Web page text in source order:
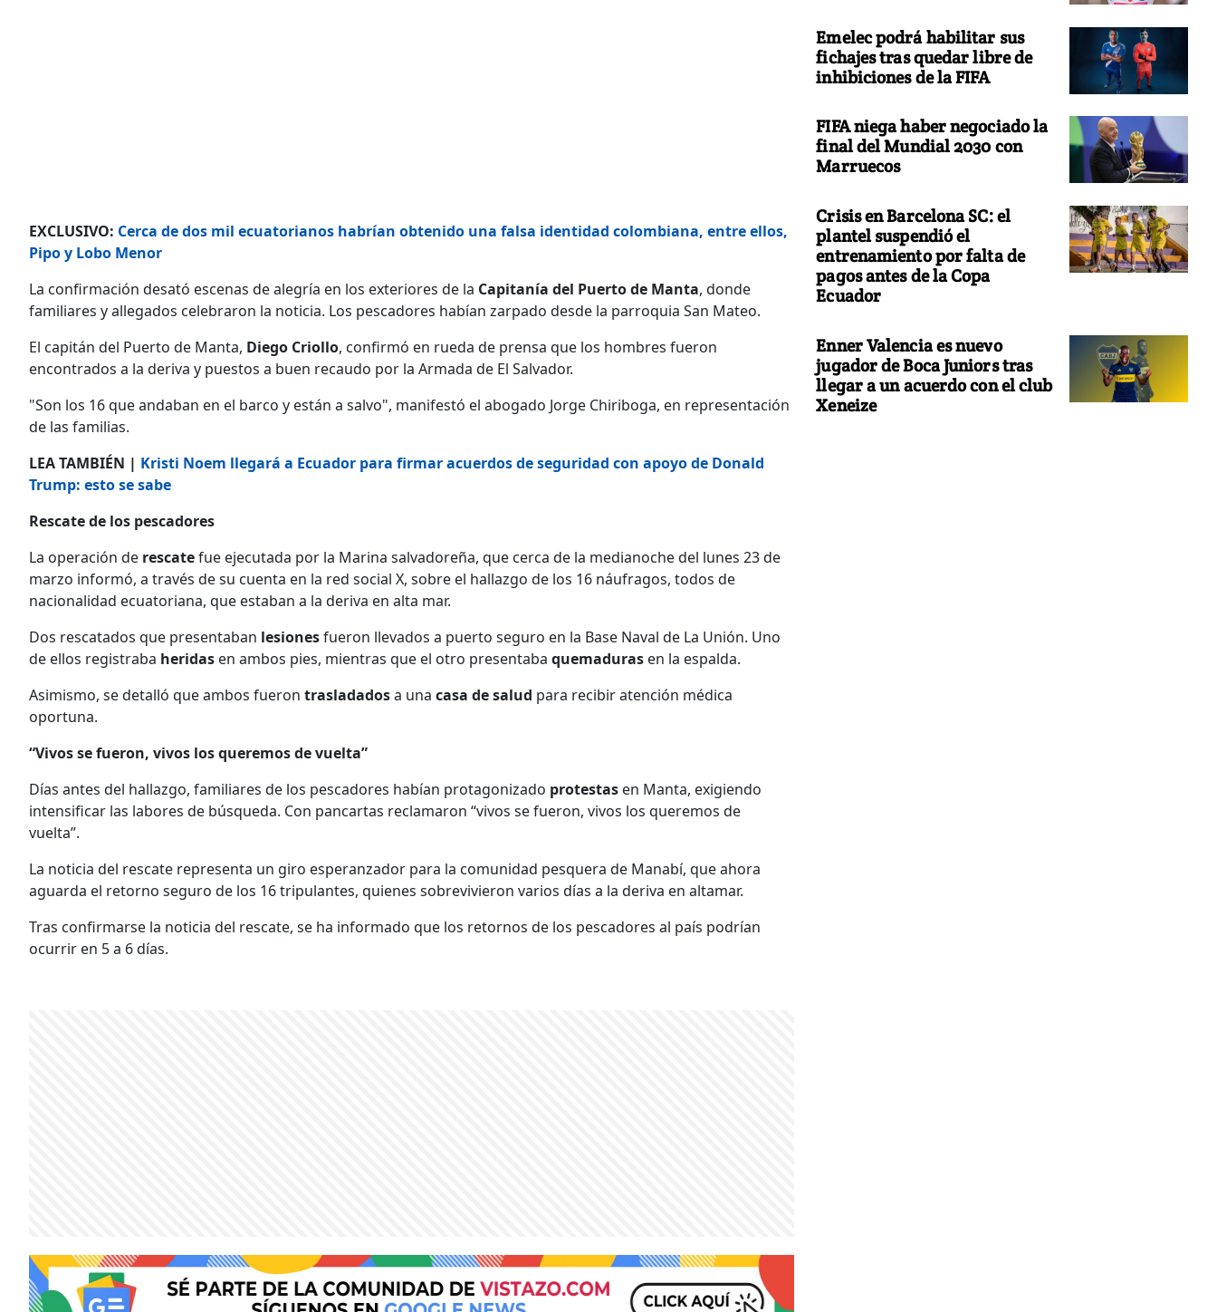
EXCLUSIVO: Cerca de dos mil ecuatorianos habrían obtenido una falsa identidad colombiana, entre ellos,
Pipo y Lobo Menor
La confirmación desató escenas de alegría en los exteriores de la Capitanía del Puerto de Manta, donde
familiares y allegados celebraron la noticia. Los pescadores habían zarpado desde la parroquia San Mateo.
El capitán del Puerto de Manta, Diego Criollo, confirmó en rueda de prensa que los hombres fueron
encontrados a la deriva y puestos a buen recaudo por la Armada de El Salvador.
"Son los 16 que andaban en el barco y están a salvo", manifestó el abogado Jorge Chiriboga, en representación
de las familias.
LEA TAMBIÉN | Kristi Noem llegará a Ecuador para firmar acuerdos de seguridad con apoyo de Donald
Trump: esto se sabe
Rescate de los pescadores
La operación de rescatefue ejecutada por la Marina salvadoreña, que cerca de la medianoche del lunes 23 de
marzo informó, a través de su cuenta en la red social X, sobre el hallazgo de los 16 náufragos, todos de
nacionalidad ecuatoriana, que estaban a la deriva en alta mar.
Dos rescatados que presentaban lesionesfueron llevados a puerto seguro en la Base Naval de La Unión. Uno
de ellos registraba heridas en ambos pies, mientras que el otro presentaba quemaduras en la espalda.
Asimismo, se detalló que ambos fueron trasladadosa una casa de salud para recibir atención médica
oportuna.
“Vivos se fueron, vivos los queremos de vuelta”
Días antes del hallazgo, familiares de los pescadores habían protagonizado protestas en Manta, exigiendo
intensificar las labores de búsqueda. Con pancartas reclamaron “vivos se fueron, vivos los queremos de
vuelta”.
La noticia del rescate representa un giro esperanzador para la comunidad pesquera de Manabí, que ahora
aguarda el retorno seguro de los 16 tripulantes, quienes sobrevivieron varios días a la deriva en altamar.
Tras confirmarse la noticia del rescate, se ha informado que los retornos de los pescadores al país podrían
ocurrir en 5 a 6 días.
Emelec podrá habilitar sus
fichajes tras quedar libre de
inhibiciones de la FIFA
FIFA niega haber negociado la
final del Mundial 2030 con
Marruecos
Crisis en Barcelona SC: el
plantel suspendió el
entrenamiento por falta de
pagos antes de la Copa
Ecuador
Enner Valencia es nuevo
jugador de Boca Juniors tras
llegar a un acuerdo con el club
Xeneize